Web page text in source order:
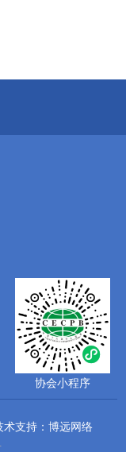
协会小程序
术支持：博远网络